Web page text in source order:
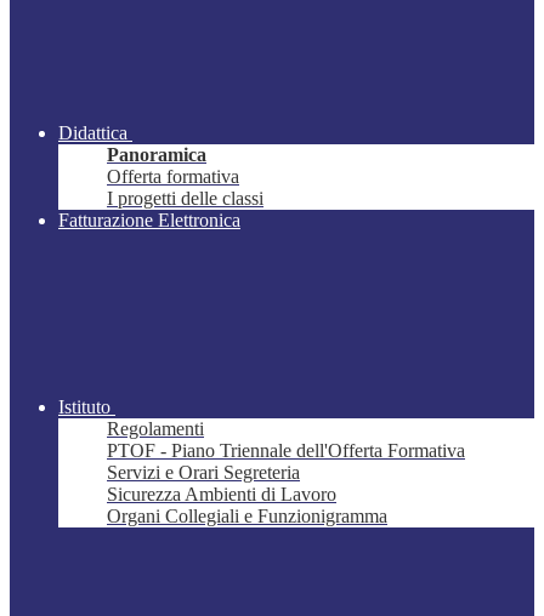
Didattica
Panoramica
Offerta formativa
I progetti delle classi
Fatturazione Elettronica
Istituto
Regolamenti
PTOF - Piano Triennale dell'Offerta Formativa
Servizi e Orari Segreteria
Sicurezza Ambienti di Lavoro
Organi Collegiali e Funzionigramma